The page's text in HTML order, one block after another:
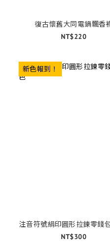
復古懷舊大同電鍋飄香
NT$220
新色報到！
注音符號絹印圓形拉鍊零錢
NT$300